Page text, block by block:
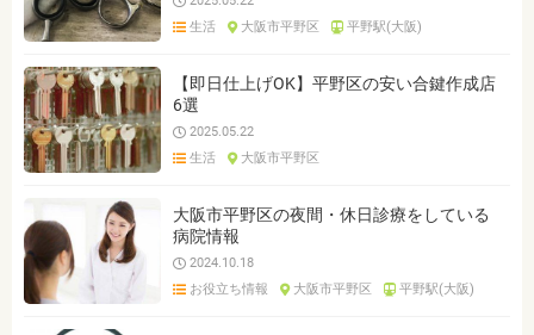
生活
大阪市平野区 平野駅(大阪)
【即日仕上げOK】平野区の安い合鍵作成店
6選
2025.05.22
生活
大阪市平野区
大阪市平野区の夜間・休日診療をしている
病院情報
2024.10.18
お役立ち情報
大阪市平野区 平野駅(大阪)